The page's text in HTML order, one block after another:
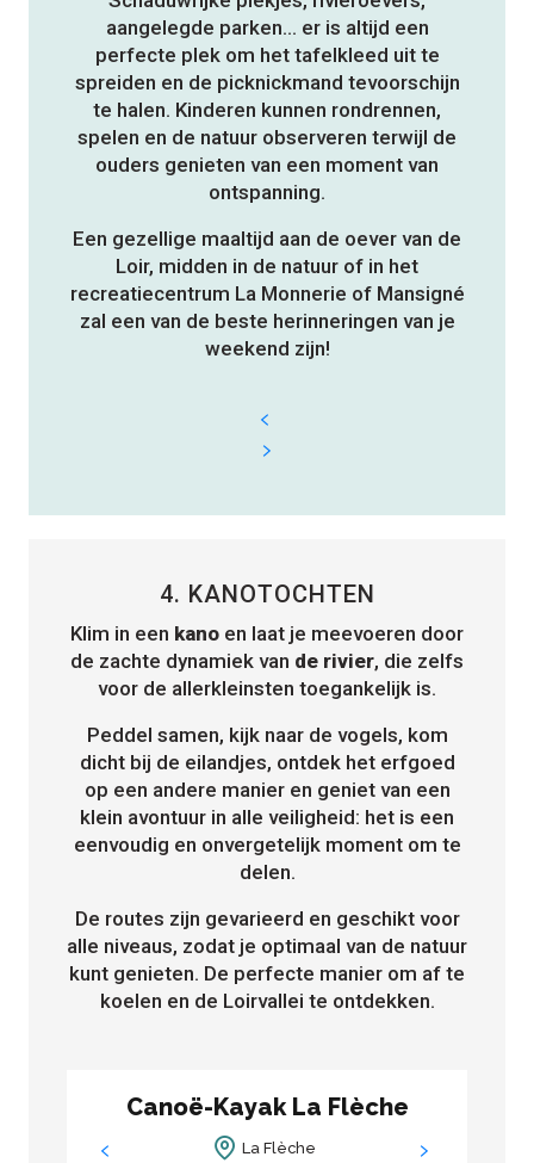
aangelegde parken… er is altijd een
perfecte plek om het tafelkleed uit te
spreiden en de picknickmand tevoorschijn
te halen. Kinderen kunnen rondrennen,
spelen en de natuur observeren terwijl de
ouders genieten van een moment van
ontspanning.
Een gezellige maaltijd aan de oever van de
Loir, midden in de natuur of in het
recreatiecentrum La Monnerie of Mansigné
zal een van de beste herinneringen van je
weekend zijn!
4. KANOTOCHTEN
Klim in een kano en laat je meevoeren door
de zachte dynamiek van de rivier, die zelfs
voor de allerkleinsten toegankelijk is.
Peddel samen, kijk naar de vogels, kom
dicht bij de eilandjes, ontdek het erfgoed
op een andere manier en geniet van een
klein avontuur in alle veiligheid: het is een
eenvoudig en onvergetelijk moment om te
delen.
De routes zijn gevarieerd en geschikt voor
alle niveaus, zodat je optimaal van de natuur
kunt genieten. De perfecte manier om af te
koelen en de Loirvallei te ontdekken.
Canoë-Kayak La Flèche
La Flèche